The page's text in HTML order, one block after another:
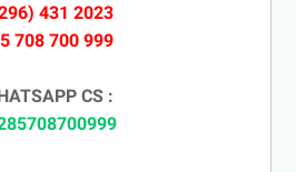
431 2023
708 700 999
CS :